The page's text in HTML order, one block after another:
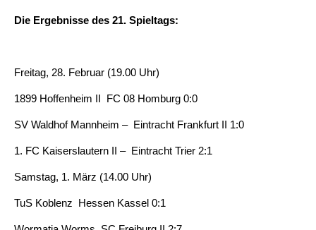
Die Ergebnisse des 21. Spieltags:
Freitag, 28. Februar (19.00 Uhr)
1899 Hoffenheim II  FC 08 Homburg 0:0
SV Waldhof Mannheim – Eintracht Frankfurt II 1:0
1. FC Kaiserslautern II – Eintracht Trier 2:1
Samstag, 1. März (14.00 Uhr)
TuS Koblenz  Hessen Kassel 0:1